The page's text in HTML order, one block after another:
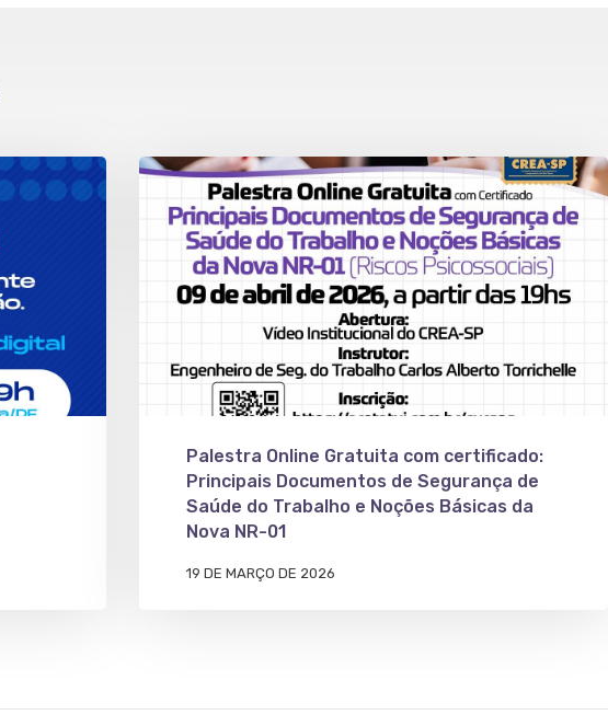
Palestra Online Gratuita com certificado:
Principais Documentos de Segurança de
Saúde do Trabalho e Noções Básicas da
Nova NR-01
19 DE MARÇO DE 2026